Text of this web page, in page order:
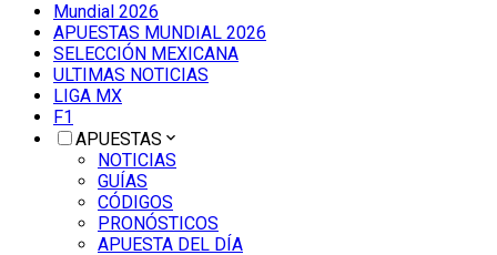
Mundial 2026
APUESTAS MUNDIAL 2026
SELECCIÓN MEXICANA
ULTIMAS NOTICIAS
LIGA MX
F1
APUESTAS
NOTICIAS
GUÍAS
CÓDIGOS
PRONÓSTICOS
APUESTA DEL DÍA